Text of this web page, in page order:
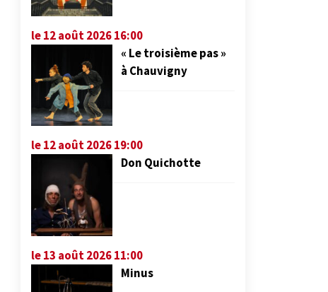
le 12 août 2026 16:00
« Le troisième pas »
à Chauvigny
le 12 août 2026 19:00
Don Quichotte
le 13 août 2026 11:00
Minus